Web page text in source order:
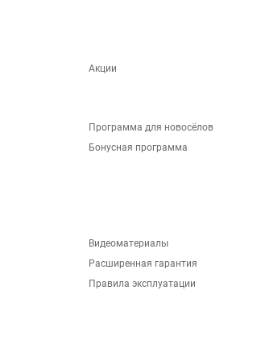
Акции
Программа для новосёлов
Бонусная программа
Видеоматериалы
Расширенная гарантия
Правила эксплуатации